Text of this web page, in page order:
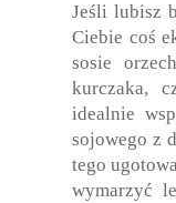
Jeśli lubisz
Ciebie coś
sosie
kurczaka,
idealnie
sojowego z
tego
wymarzyć